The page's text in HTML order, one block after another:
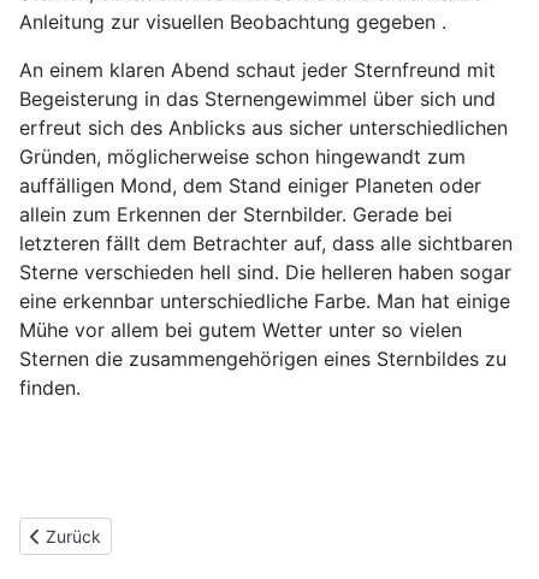
Anleitung zur visuellen Beobachtung gegeben .
An einem klaren Abend schaut jeder Sternfreund mit
Begeisterung in das Sternengewimmel über sich und
erfreut sich des Anblicks aus sicher unterschiedlichen
Gründen, möglicherweise schon hingewandt zum
auffälligen Mond, dem Stand einiger Planeten oder
allein zum Erkennen der Sternbilder. Gerade bei
letzteren fällt dem Betrachter auf, dass alle sichtbaren
Sterne verschieden hell sind. Die helleren haben sogar
eine erkennbar unterschiedliche Farbe. Man hat einige
Mühe vor allem bei gutem Wetter unter so vielen
Sternen die zusammengehörigen eines Sternbildes zu
finden.
Vorheriger Beitrag: Beobachten Veränderlicher Sterne
Zurück